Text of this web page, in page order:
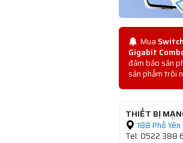
Mua
Gigabit
đảm bảo sản
sản phẩm trôi
THIẾT BỊ
188 Phố
Tel: 0522 388